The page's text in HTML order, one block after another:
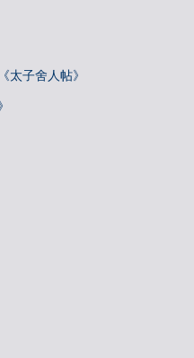
太子舍人帖》